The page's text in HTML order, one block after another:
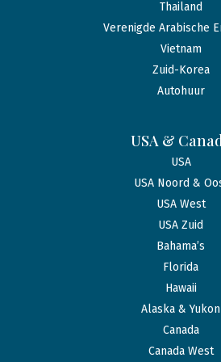
Thailand
Verenigde Arabische
Vietnam
Zuid-Korea
Autohuur
USA &
USA
USA Noord &
USA West
USA Zuid
Bahama’s
Florida
Hawaii
Alaska & Yukon
Canada
Canada West